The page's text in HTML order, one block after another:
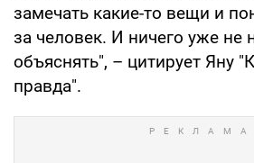
замечать какие-то вещи и
за человек. И ничего уже не
объяснять", – цитирует Яну
правда".